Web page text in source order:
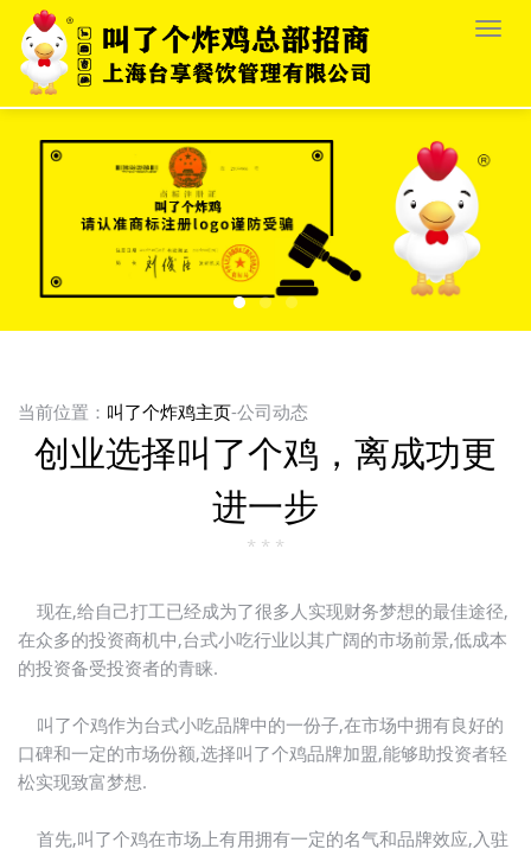
栏
当前位置： 叫了个炸鸡主页-公司动态
创业选择叫了个鸡，离成功更
进一步
* * *
现在,给自己打工已经成为了很多人实现财务梦想的最佳途径,
在众多的投资商机中,台式小吃行业以其广阔的市场前景,低成本
的投资备受投资者的青睐.
叫了个鸡作为台式小吃品牌中的一份子,在市场中拥有良好的
口碑和一定的市场份额,选择叫了个鸡品牌加盟,能够助投资者轻
松实现致富梦想.
首先,叫了个鸡在市场上有用拥有一定的名气和品牌效应,入驻